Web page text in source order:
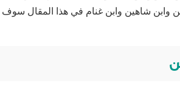
وابن شاهين وابن غنام في هذا المقال سوف